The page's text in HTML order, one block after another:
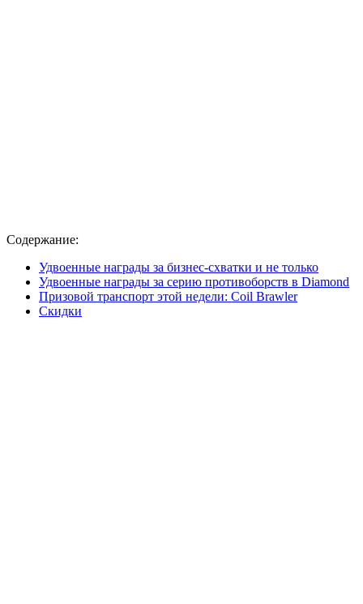
Содержание:
Удвоенные награды за бизнес-схватки и не только
Удвоенные награды за серию противоборств в Diamond
Призовой транспорт этой недели: Coil Brawler
Скидки